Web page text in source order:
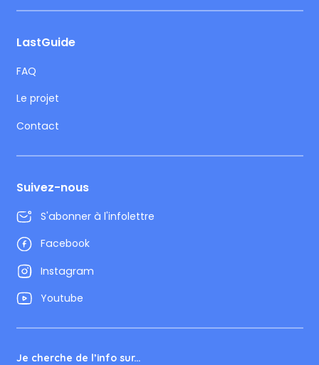
LastGuide
FAQ
Le projet
Contact
Suivez-nous
S'abonner à l'infolettre
Facebook
Instagram
Youtube
Je cherche de l’info sur...